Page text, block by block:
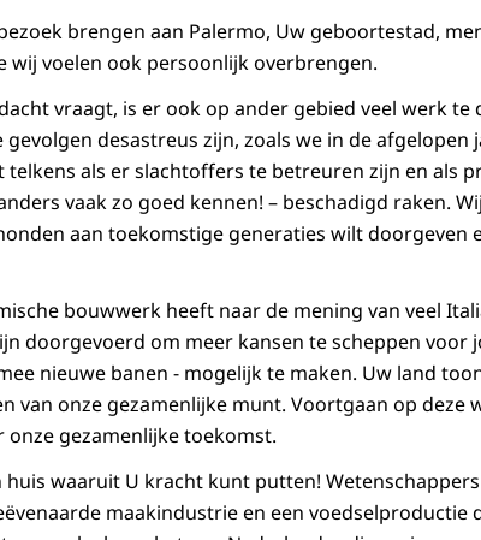
brengen aan Palermo, Uw geboortestad,
wij voelen ook persoonlijk overbrengen.
vraagt, is er ook op ander gebied veel werk te
desastreus zijn, zoals we in de afgelopen
telkens als er slachtoffers te betreuren zijn en als
vaak zo goed kennen! – beschadigd raken.
aan toekomstige generaties wilt doorgeven
bouwwerk heeft naar de mening van veel
doorgevoerd om meer kansen te scheppen voor
nieuwe banen - mogelijk te maken. Uw land
van onze gezamenlijke munt. Voortgaan op deze
gezamenlijke toekomst.
huis waaruit U kracht kunt putten!
maakindustrie en een voedselproductie